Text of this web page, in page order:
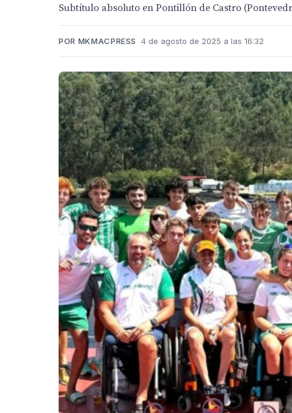
Subtítulo absoluto en Pontillón de Castro
POR MKMACPRESS 4 de agosto de 2025 a las 16:32